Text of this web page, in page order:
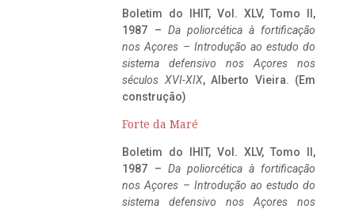
Boletim do IHIT, Vol. XLV, Tomo II,
1987 – Da poliorcética à fortificação
nos Açores – Introdução ao estudo do
sistema defensivo nos Açores nos
séculos XVI-XIX, Alberto Vieira. (Em
construção)
Forte da Maré
Boletim do IHIT, Vol. XLV, Tomo II,
1987 – Da poliorcética à fortificação
nos Açores – Introdução ao estudo do
sistema defensivo nos Açores nos